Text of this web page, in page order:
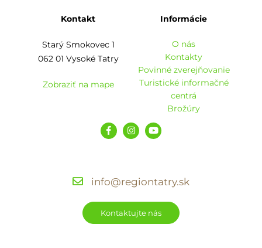
Kontakt
Starý Smokovec 1
062 01 Vysoké Tatry
Zobraziť na mape
Informácie
O nás
Kontakty
Povinné zverejňovanie
Turistické informačné
centrá
Brožúry
info@regiontatry.sk
Kontaktujte nás